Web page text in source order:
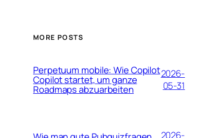
MORE POSTS
Perpetuum mobile: Wie Copilot
Copilot startet, um ganze
Roadmaps abzuarbeiten
2026-
05-31
2026-